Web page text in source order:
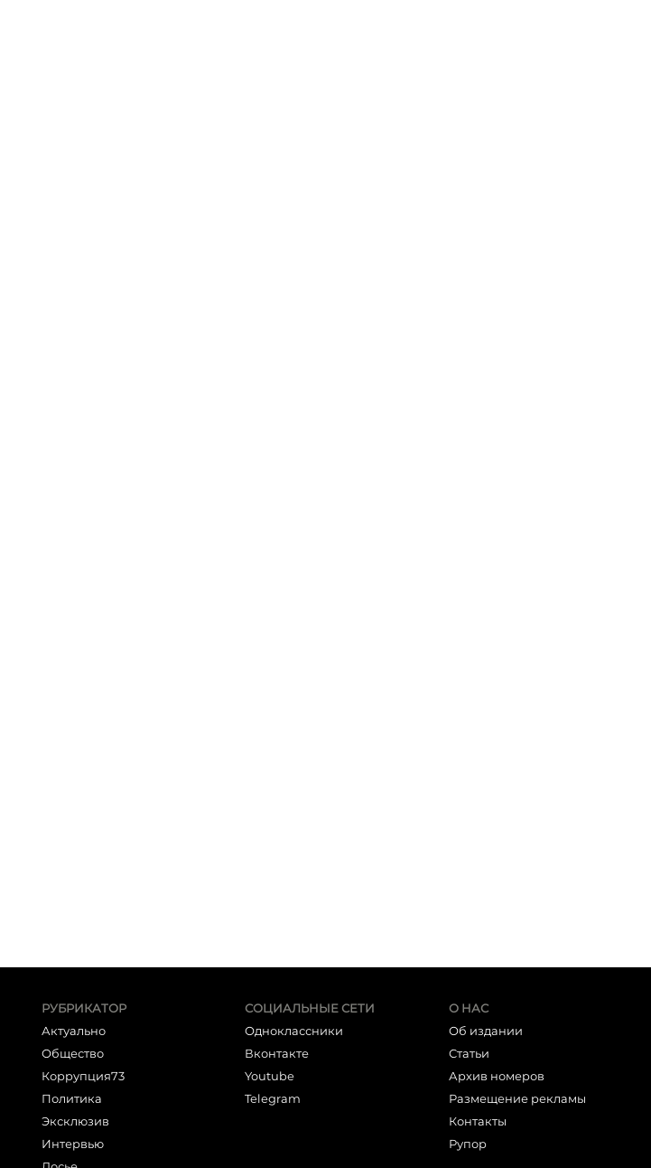
РУБРИКАТОР
Актуально
Общество
Коррупция73
Политика
Эксклюзив
Интервью
СОЦИАЛЬНЫЕ СЕТИ
Одноклассники
Вконтакте
Youtube
Telegram
О НАС
Об издании
Статьи
Архив номеров
Размещение рекламы
Контакты
Рупор